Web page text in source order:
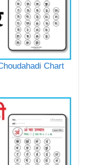
Choudahadi Chart